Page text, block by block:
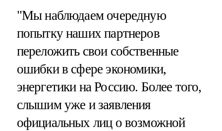
"Мы наблюдаем очередную
попытку наших партнеров
переложить свои собственные
ошибки в сфере экономики,
энергетики на Россию. Более того,
слышим уже и заявления
официальных лиц о возможной